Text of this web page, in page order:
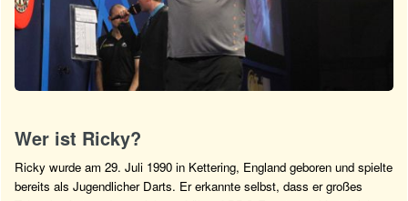
Wer ist Ricky?
Ricky wurde am 29. Juli 1990 in Kettering, England geboren und spielte
bereits als Jugendlicher Darts. Er erkannte selbst, dass er großes